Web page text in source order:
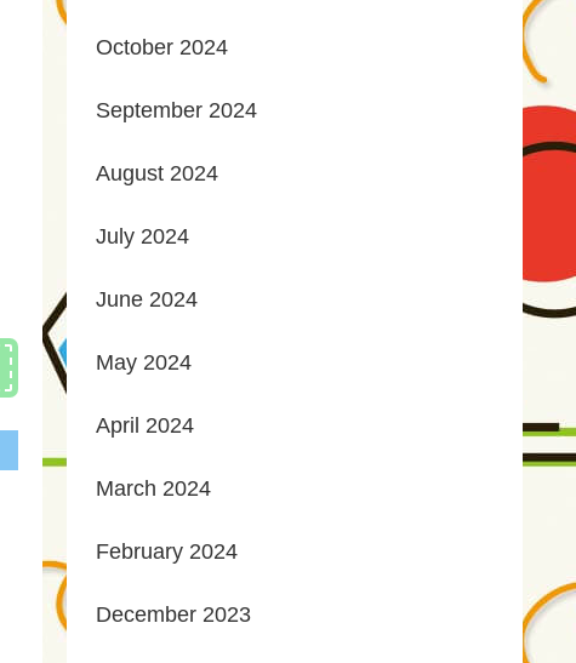
October 2024
September 2024
August 2024
July 2024
June 2024
May 2024
April 2024
March 2024
February 2024
December 2023